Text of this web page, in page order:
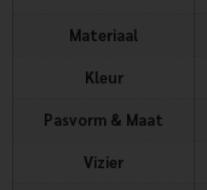
Materiaal
Kleur
Pasvorm & Maat
Vizier